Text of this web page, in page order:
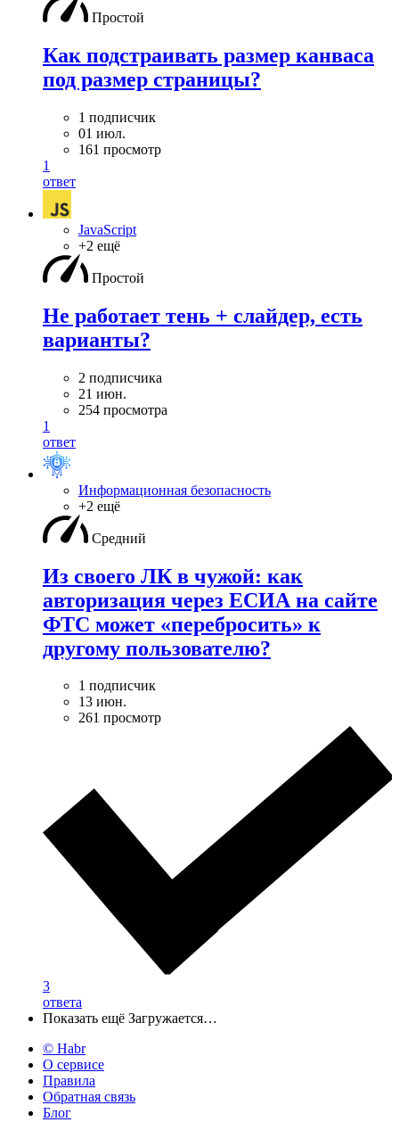
Простой
Как подстраивать размер канваса
под размер страницы?
1 подписчик
01 июл.
161 просмотр
1
ответ
JavaScript
+2 ещё
Простой
Не работает тень + слайдер, есть
варианты?
2 подписчика
21 июн.
254 просмотра
1
ответ
Информационная безопасность
+2 ещё
Средний
Из своего ЛК в чужой: как
авторизация через ЕСИА на сайте
ФТС может «перебросить» к
другому пользователю?
1 подписчик
13 июн.
261 просмотр
3
ответа
Показать ещё Загружается…
© Habr
О сервисе
Правила
Обратная связь
Блог